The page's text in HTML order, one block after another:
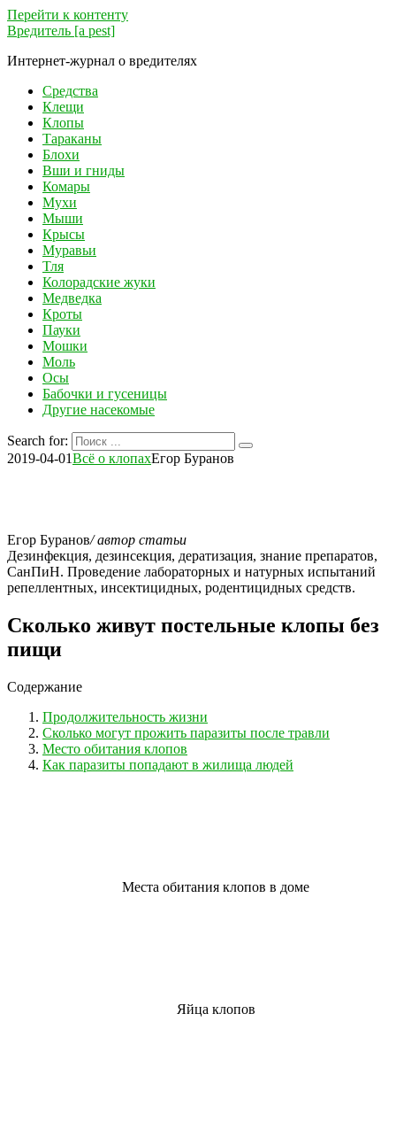
Перейти к контенту
Вредитель [a pest]
Интернет-журнал о вредителях
Средства
Клещи
Клопы
Тараканы
Блохи
Вши и гниды
Комары
Мухи
Мыши
Крысы
Муравьи
Тля
Колорадские жуки
Медведка
Кроты
Пауки
Мошки
Моль
Осы
Бабочки и гусеницы
Другие насекомые
Search for:
2019-04-01Всё о клопахЕгор Буранов
Егор Буранов/ автор статьи
Дезинфекция, дезинсекция, дератизация, знание препаратов,
СанПиН. Проведение лабораторных и натурных испытаний
репеллентных, инсектицидных, родентицидных средств.
Сколько живут постельные клопы без
пищи
Содержание
Продолжительность жизни
Сколько могут прожить паразиты после травли
Место обитания клопов
Как паразиты попадают в жилища людей
Места обитания клопов в доме
Яйца клопов